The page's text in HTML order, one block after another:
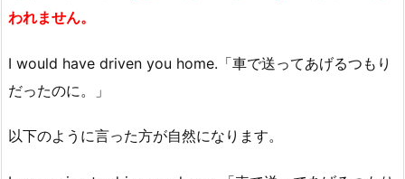
われません。
I would have driven you home.「車で送ってあげるつもり
だったのに。」
以下のように言った方が自然になります。